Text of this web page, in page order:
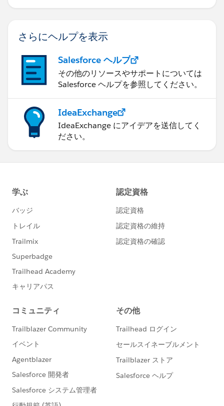
さらにヘルプを表示
Salesforce ヘルプ
その他のリソースやサポートについては
Salesforce ヘルプを参照してください。
IdeaExchange
IdeaExchange にアイデアを送信してく
ださい。